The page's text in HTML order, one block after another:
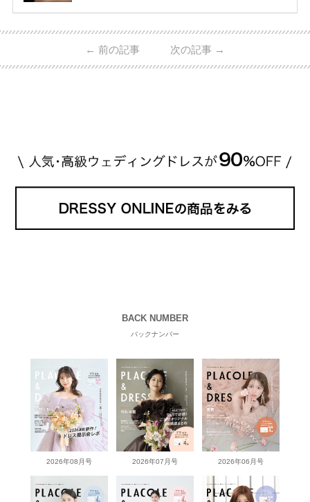
ング」は、 小栗さんと山田さんが結婚指輪に選ばれ
なので、 とても人気となっているのです。 その相場
は、10～30万円ほどとなっています。 小栗旬さん・
← 前の記事 次の記事 →
BACK NUMBER
バックナンバー
2026年08月号 2026年07月号 2026年06月号